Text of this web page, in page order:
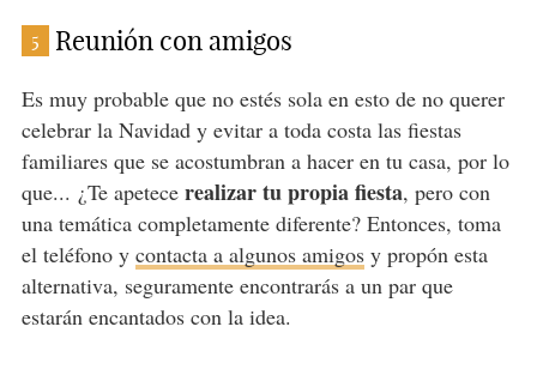
5 Reunión con amigos
Es muy probable que no estés sola en esto de no querer
celebrar la Navidad y evitar a toda costa las fiestas
familiares que se acostumbran a hacer en tu casa, por lo
que... ¿Te apetece realizar tu propia fiesta, pero con
una temática completamente diferente? Entonces, toma
el teléfono y contacta a algunos amigosy propón esta
alternativa, seguramente encontrarás a un par que
estarán encantados con la idea.